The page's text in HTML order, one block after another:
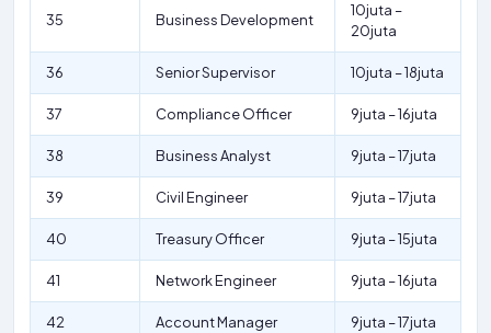
35 Business Development
10juta –
20juta
36 Senior Supervisor 10juta – 18juta
37 Compliance Officer 9juta – 16juta
38 Business Analyst 9juta – 17juta
39 Civil Engineer 9juta – 17juta
40 Treasury Officer 9juta – 15juta
41 Network Engineer 9juta – 16juta
42 Account Manager 9juta – 17juta